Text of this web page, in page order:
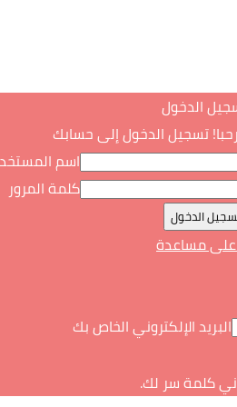
الدخول
تسجيل الدخول إلى حسابك
اسم
كلمة المرور
مساعدة
البريد الإلكتروني الخاص بك
كلمة سر لك.